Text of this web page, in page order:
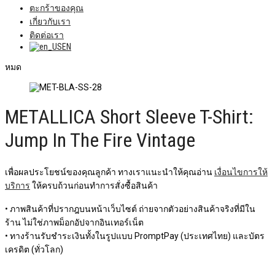
ตะกร้าของคุณ
เกี่ยวกับเรา
ติดต่อเรา
EN
หมด
METALLICA Short Sleeve T-Shirt:
Jump In The Fire Vintage
เพื่อผลประโยชน์ของคุณลูกค้า ทางเราแนะนำให้คุณอ่าน เงื่อนไขการให้
บริการ ให้ครบถ้วนก่อนทำการสั่งซื้อสินค้า
• ภาพสินค้าที่ปรากฎบนหน้าเว็บไซต์ ถ่ายจากตัวอย่างสินค้าจริงที่มีใน
ร้าน ไม่ใช่ภาพม็อกอัปจากอินเทอร์เน็ต
• ทางร้านรับชำระเงินทั้งในรูปแบบ PromptPay (ประเทศไทย) และบัตร
เครดิต (ทั่วโลก)